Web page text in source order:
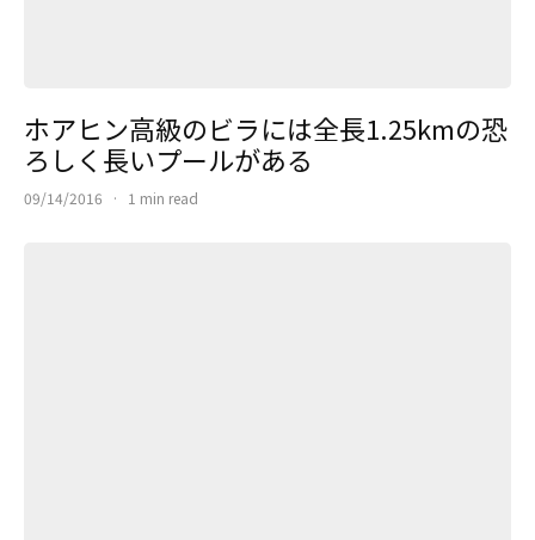
ホアヒン高級のビラには全長1.25kmの恐
ろしく長いプールがある
09/14/2016 · 1 min read